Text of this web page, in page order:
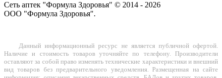
Сеть аптек "Формула Здоровья" © 2014 - 2026
ООО "Формула Здоровья".
Данный информационный ресурс не является публичной офертой.
Наличие и стоимость товаров уточняйте по телефону. Производители
оставляют за собой право изменять технические характеристики и внешний
вид товаров без предварительного уведомления. Размещенная на сайте